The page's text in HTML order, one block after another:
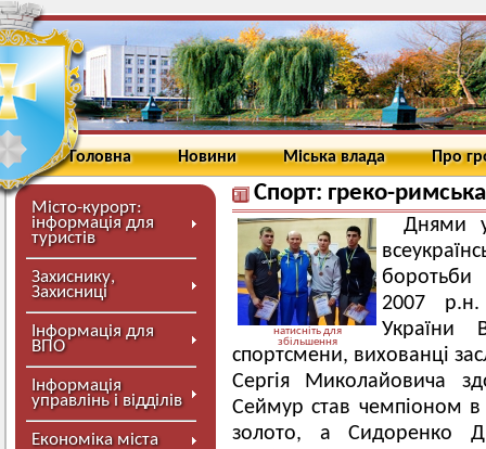
Головна Новини Міська влада Про
Місто-курорт:
інформація для
туристів
Захиснику,
Захисниці
Інформація для
ВПО
Інформація
управлінь і відділів
Економіка міста
Спорт: греко-
натисніть для
збільшення
Днями у
боротьби
2007 р.н.
України
спортсмени, вихованці
Сергія Миколайовича
Сеймур став чемпіоном в
золото, а Сидоренко